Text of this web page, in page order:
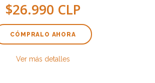
$26.990 CLP
CÓMPRALO AHORA
Ver más detalles